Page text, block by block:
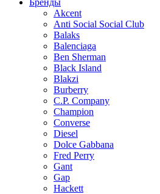
Бренды
Akcent
Anti Social Social Club
Balaks
Balenciaga
Ben Sherman
Black Island
Blakzi
Burberry
C.P. Company
Champion
Converse
Diesel
Dolce Gabbana
Fred Perry
Gant
Gap
Hackett